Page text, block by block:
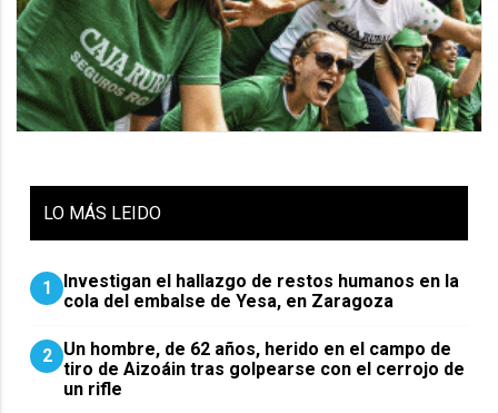
LO MÁS LEIDO
1
Investigan el hallazgo de restos humanos en la
cola del embalse de Yesa, en Zaragoza
2 Un hombre, de 62 años, herido en el campo de
tiro de Aizoáin tras golpearse con el cerrojo de
un rifle